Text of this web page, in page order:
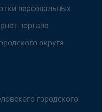
персональных
портале
округа
городского